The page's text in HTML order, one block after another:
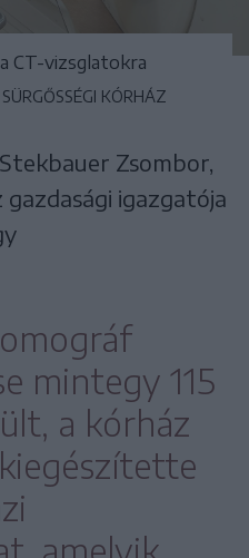
CT-vizsglatokra
KÓRHÁZ
Zsombor,
igazgatója
mintegy 115
a kórház